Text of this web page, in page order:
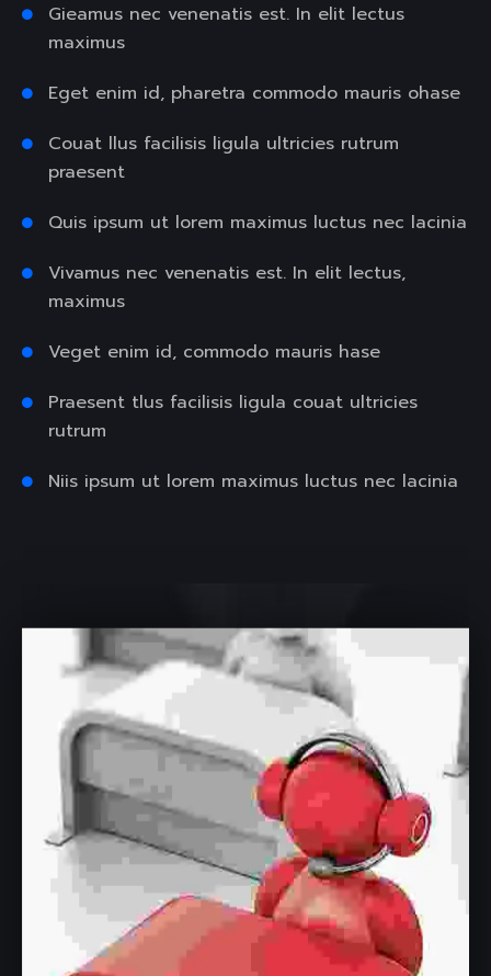
Gieamus nec venenatis est. In elit lectus
maximus
Eget enim id, pharetra commodo mauris ohase
Couat llus facilisis ligula ultricies rutrum
praesent
Quis ipsum ut lorem maximus luctus nec lacinia
Vivamus nec venenatis est. In elit lectus,
maximus
Veget enim id, commodo mauris hase
Praesent tlus facilisis ligula couat ultricies
rutrum
Niis ipsum ut lorem maximus luctus nec lacinia